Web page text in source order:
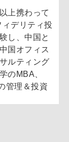
上携わって
デリティ投
し、中国と
国オフィス
ルティング
のMBA、
管理＆投資
国株と世
ずは投資に